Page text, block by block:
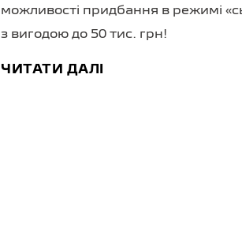
можливості придбання в режимі
з вигодою до 50 тис. грн!
ЧИТАТИ ДАЛІ